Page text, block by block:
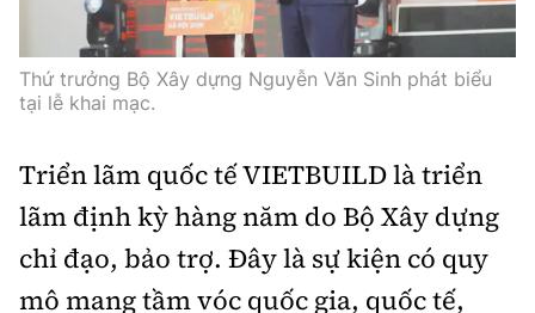
Thứ trưởng Bộ Xây dựng Nguyễn Văn Sinh phát biểu
tại lễ khai mạc.
Triển lãm quốc tế VIETBUILD là triển
lãm định kỳ hàng năm do Bộ Xây dựng
chỉ đạo, bảo trợ. Đây là sự kiện có quy
mô mang tầm vóc quốc gia, quốc tế,